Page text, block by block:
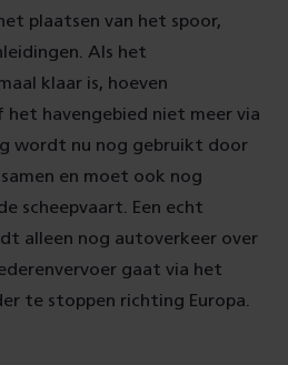
plaatsen van het spoor,
Als het
klaar is, hoeven
havengebied niet meer via
wordt nu nog gebruikt door
en moet ook nog
scheepvaart. Een echt
alleen nog autoverkeer over
gaat via het
te stoppen richting Europa.